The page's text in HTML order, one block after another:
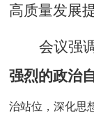
高质量发展
会议强
强烈的政治
治站位，深化思